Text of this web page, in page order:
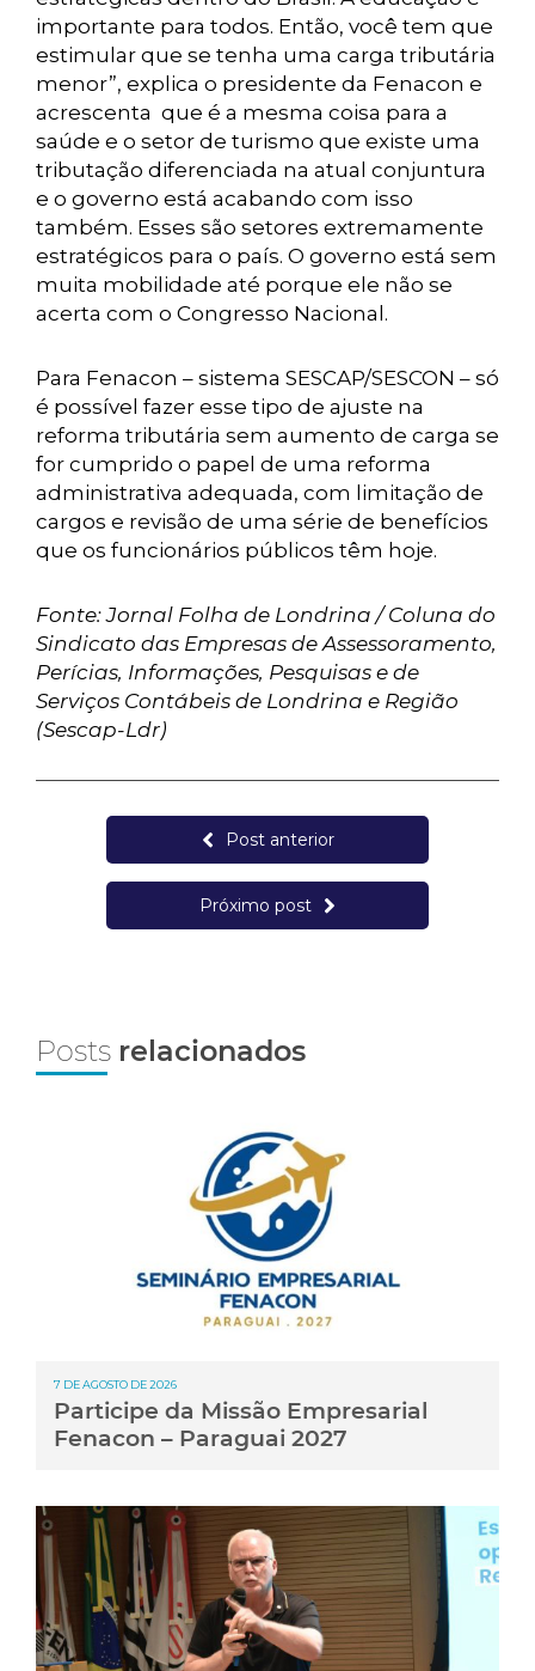
importante para todos. Então, você tem que
estimular que se tenha uma carga tributária
menor”, explica o presidente da Fenacon e
acrescenta que é a mesma coisa para a
saúde e o setor de turismo que existe uma
tributação diferenciada na atual conjuntura
e o governo está acabando com isso
também. Esses são setores extremamente
estratégicos para o país. O governo está sem
muita mobilidade até porque ele não se
acerta com o Congresso Nacional.
Para Fenacon – sistema SESCAP/SESCON – só
é possível fazer esse tipo de ajuste na
reforma tributária sem aumento de carga se
for cumprido o papel de uma reforma
administrativa adequada, com limitação de
cargos e revisão de uma série de benefícios
que os funcionários públicos têm hoje.
Fonte: Jornal Folha de Londrina / Coluna do
Sindicato das Empresas de Assessoramento,
Perícias, Informações, Pesquisas e de
Serviços Contábeis de Londrina e Região
(Sescap-Ldr)
Post anterior
Próximo post
Posts relacionados
7 DE AGOSTO DE 2026
Participe da Missão Empresarial
Fenacon – Paraguai 2027